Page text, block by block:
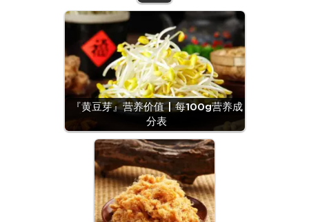
『黄豆芽』营养价值 | 每100g营养成
分表